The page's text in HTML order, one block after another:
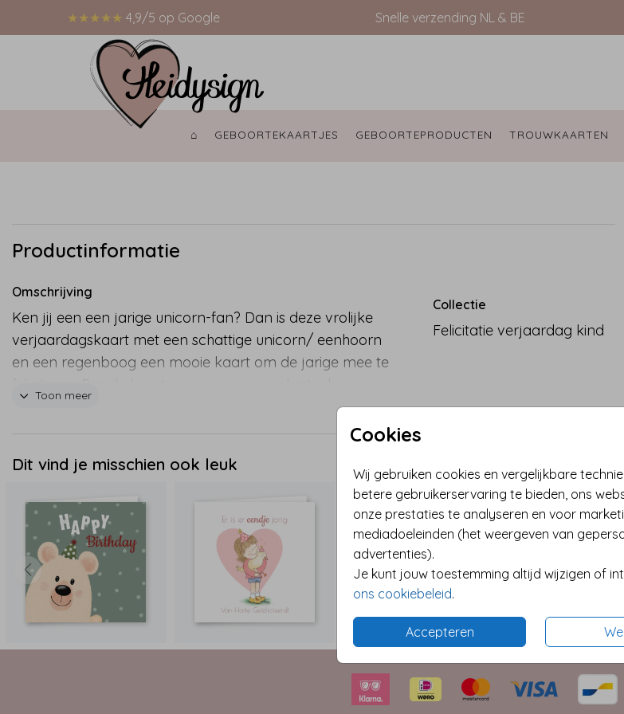
★★★★★ 4,9/5 op Google Snelle verzending NL & BE
⌂ GEBOORTEKAARTJES GEBOORTEPRODUCTEN TROUWKAARTEN
Cookies
Wij gebruiken cookies en vergelijkbare
betere gebruikerservaring te bieden, ons
onze prestaties te analyseren en voor
mediadoeleinden (het weergeven van
advertenties).
Je kunt jouw toestemming altijd wijzigen of
ons cookiebeleid.
Accepteren
Productinformatie
Omschrijving
Ken jij een een jarige unicorn-fan? Dan is deze vrolijke
verjaardagskaart met een schattige unicorn/ eenhoorn
en een regenboog een mooie kaart om de jarige mee te
van de jarige op de voorkant van de kaart en verras de
Toon meer
Collectie
Felicitatie verjaardag kind
Dit vind je misschien ook leuk